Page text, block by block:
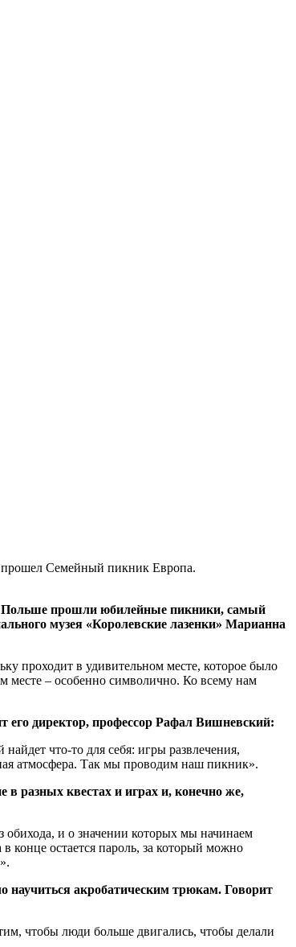
прошел Семейный пикник Европа.
Польше прошли юбилейные пикники, самый
музея «Королевские лазенки» Марианна
проходит в удивительном месте, которое было
месте – особенно символично. Ко всему нам
его директор, профессор Рафал Вишневский:
что-то для себя: игры развлечения,
атмосфера. Так мы проводим наш пикник».
разных квестах и играх и, конечно же,
обихода, и о значении которых мы начинаем
конце остается пароль, за который можно
научиться акробатическим трюкам. Говорит
чтобы люди больше двигались, чтобы делали